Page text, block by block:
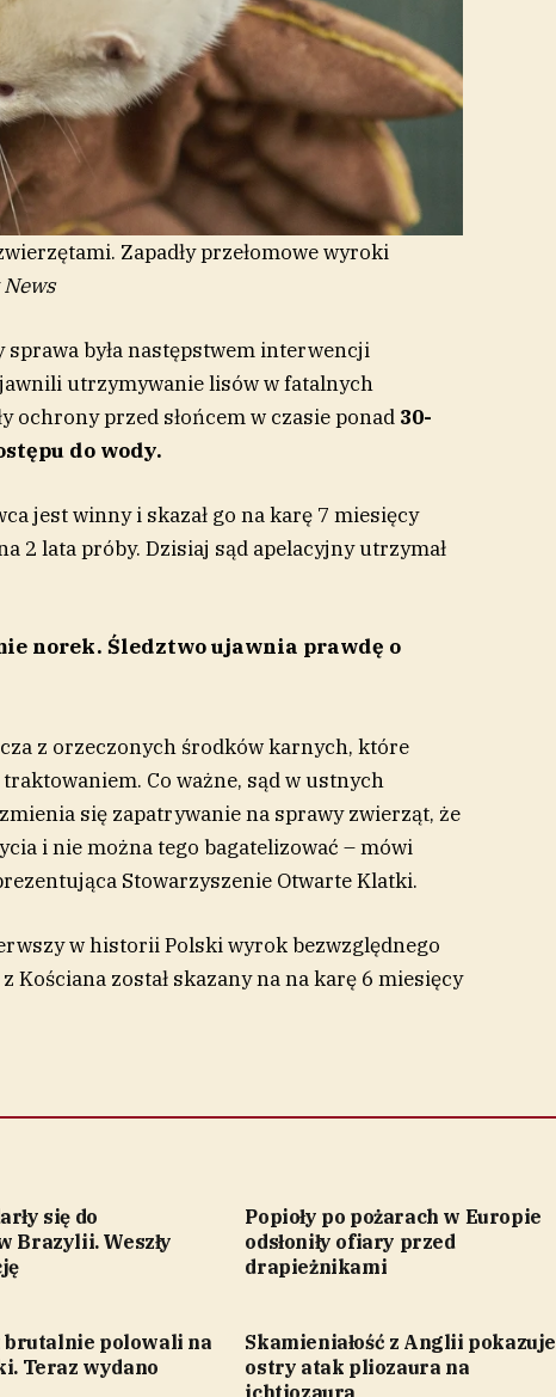
Zapadły przełomowe wyroki
była następstwem interwencji
utrzymywanie lisów w fatalnych
ochrony przed słońcem w czasie ponad 30-
do wody.
jest winny i skazał go na karę 7 miesięcy
2 lata próby. Dzisiaj sąd apelacyjny utrzymał
norek. Śledztwo ujawnia prawdę o
z orzeczonych środków karnych, które
Co ważne, sąd w ustnych
się zapatrywanie na sprawy zwierząt, że
i nie można tego bagatelizować – mówi
Stowarzyszenie Otwarte Klatki.
w historii Polski wyrok bezwzględnego
Kościana został skazany na na karę 6 miesięcy
się do
Brazylii. Weszły
Popioły po pożarach w Europie
odsłoniły ofiary przed
drapieżnikami
brutalnie polowali na
Teraz wydano
Skamieniałość z Anglii pokazuje
ostry atak pliozaura na
ichtiozaura